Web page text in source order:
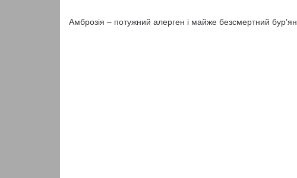
Амброзія – потужний алерген і майже безсмертний бур’ян.